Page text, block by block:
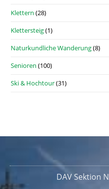
Klettern (28)
Klettersteig(1)
Naturkundliche Wanderung(8)
Senioren (100)
Ski & Hochtour(31)
DAV Sektion